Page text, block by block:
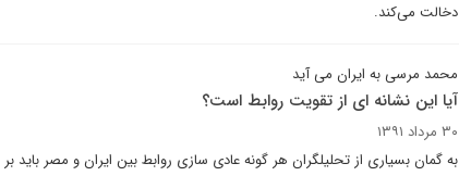
دخالت می‌کند.
محمد مرسی به ایران می آید
آیا این نشانه ای از تقویت روابط است؟
۳۰ مرداد ۱۳۹۱
به گمان بسیاری از تحلیلگران هر گونه عادی سازی روابط بین ایران و مصر باید